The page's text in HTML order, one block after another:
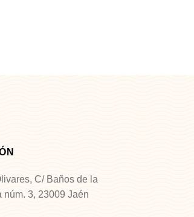
C/ Baños de la
núm. 3, 23009 Jaén